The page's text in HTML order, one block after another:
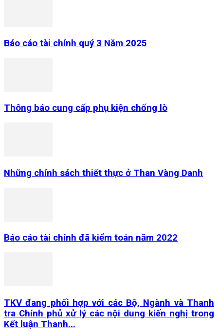
Báo cáo tài chính quý 3 Năm 2025
Thông báo cung cấp phụ kiện chống lò
Những chính sách thiết thực ở Than Vàng Danh
Báo cáo tài chính đã kiểm toán năm 2022
TKV đang phối hợp với các Bộ, Ngành và Thanh
tra Chính phủ xử lý các nội dung kiến nghị trong
Kết luận Thanh...